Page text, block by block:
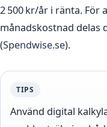
2 500 kr/år i ränta. För
månadskostnad delas
(Spendwise.se).
TIPS
Använd digital